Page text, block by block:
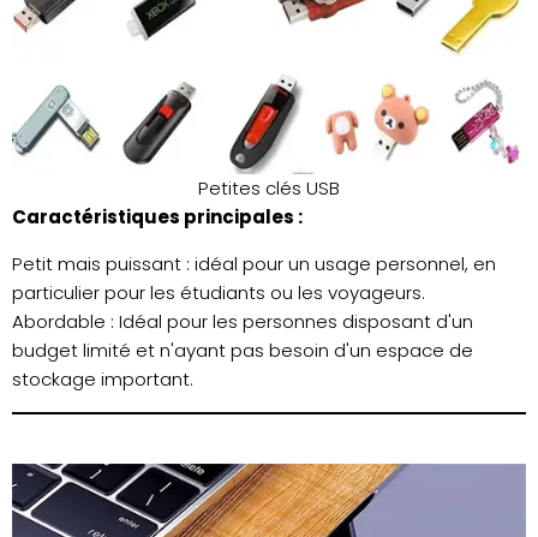
Petites clés USB
Caractéristiques principales :
Petit mais puissant : idéal pour un usage personnel, en
particulier pour les étudiants ou les voyageurs.
Abordable : Idéal pour les personnes disposant d'un
budget limité et n'ayant pas besoin d'un espace de
stockage important.